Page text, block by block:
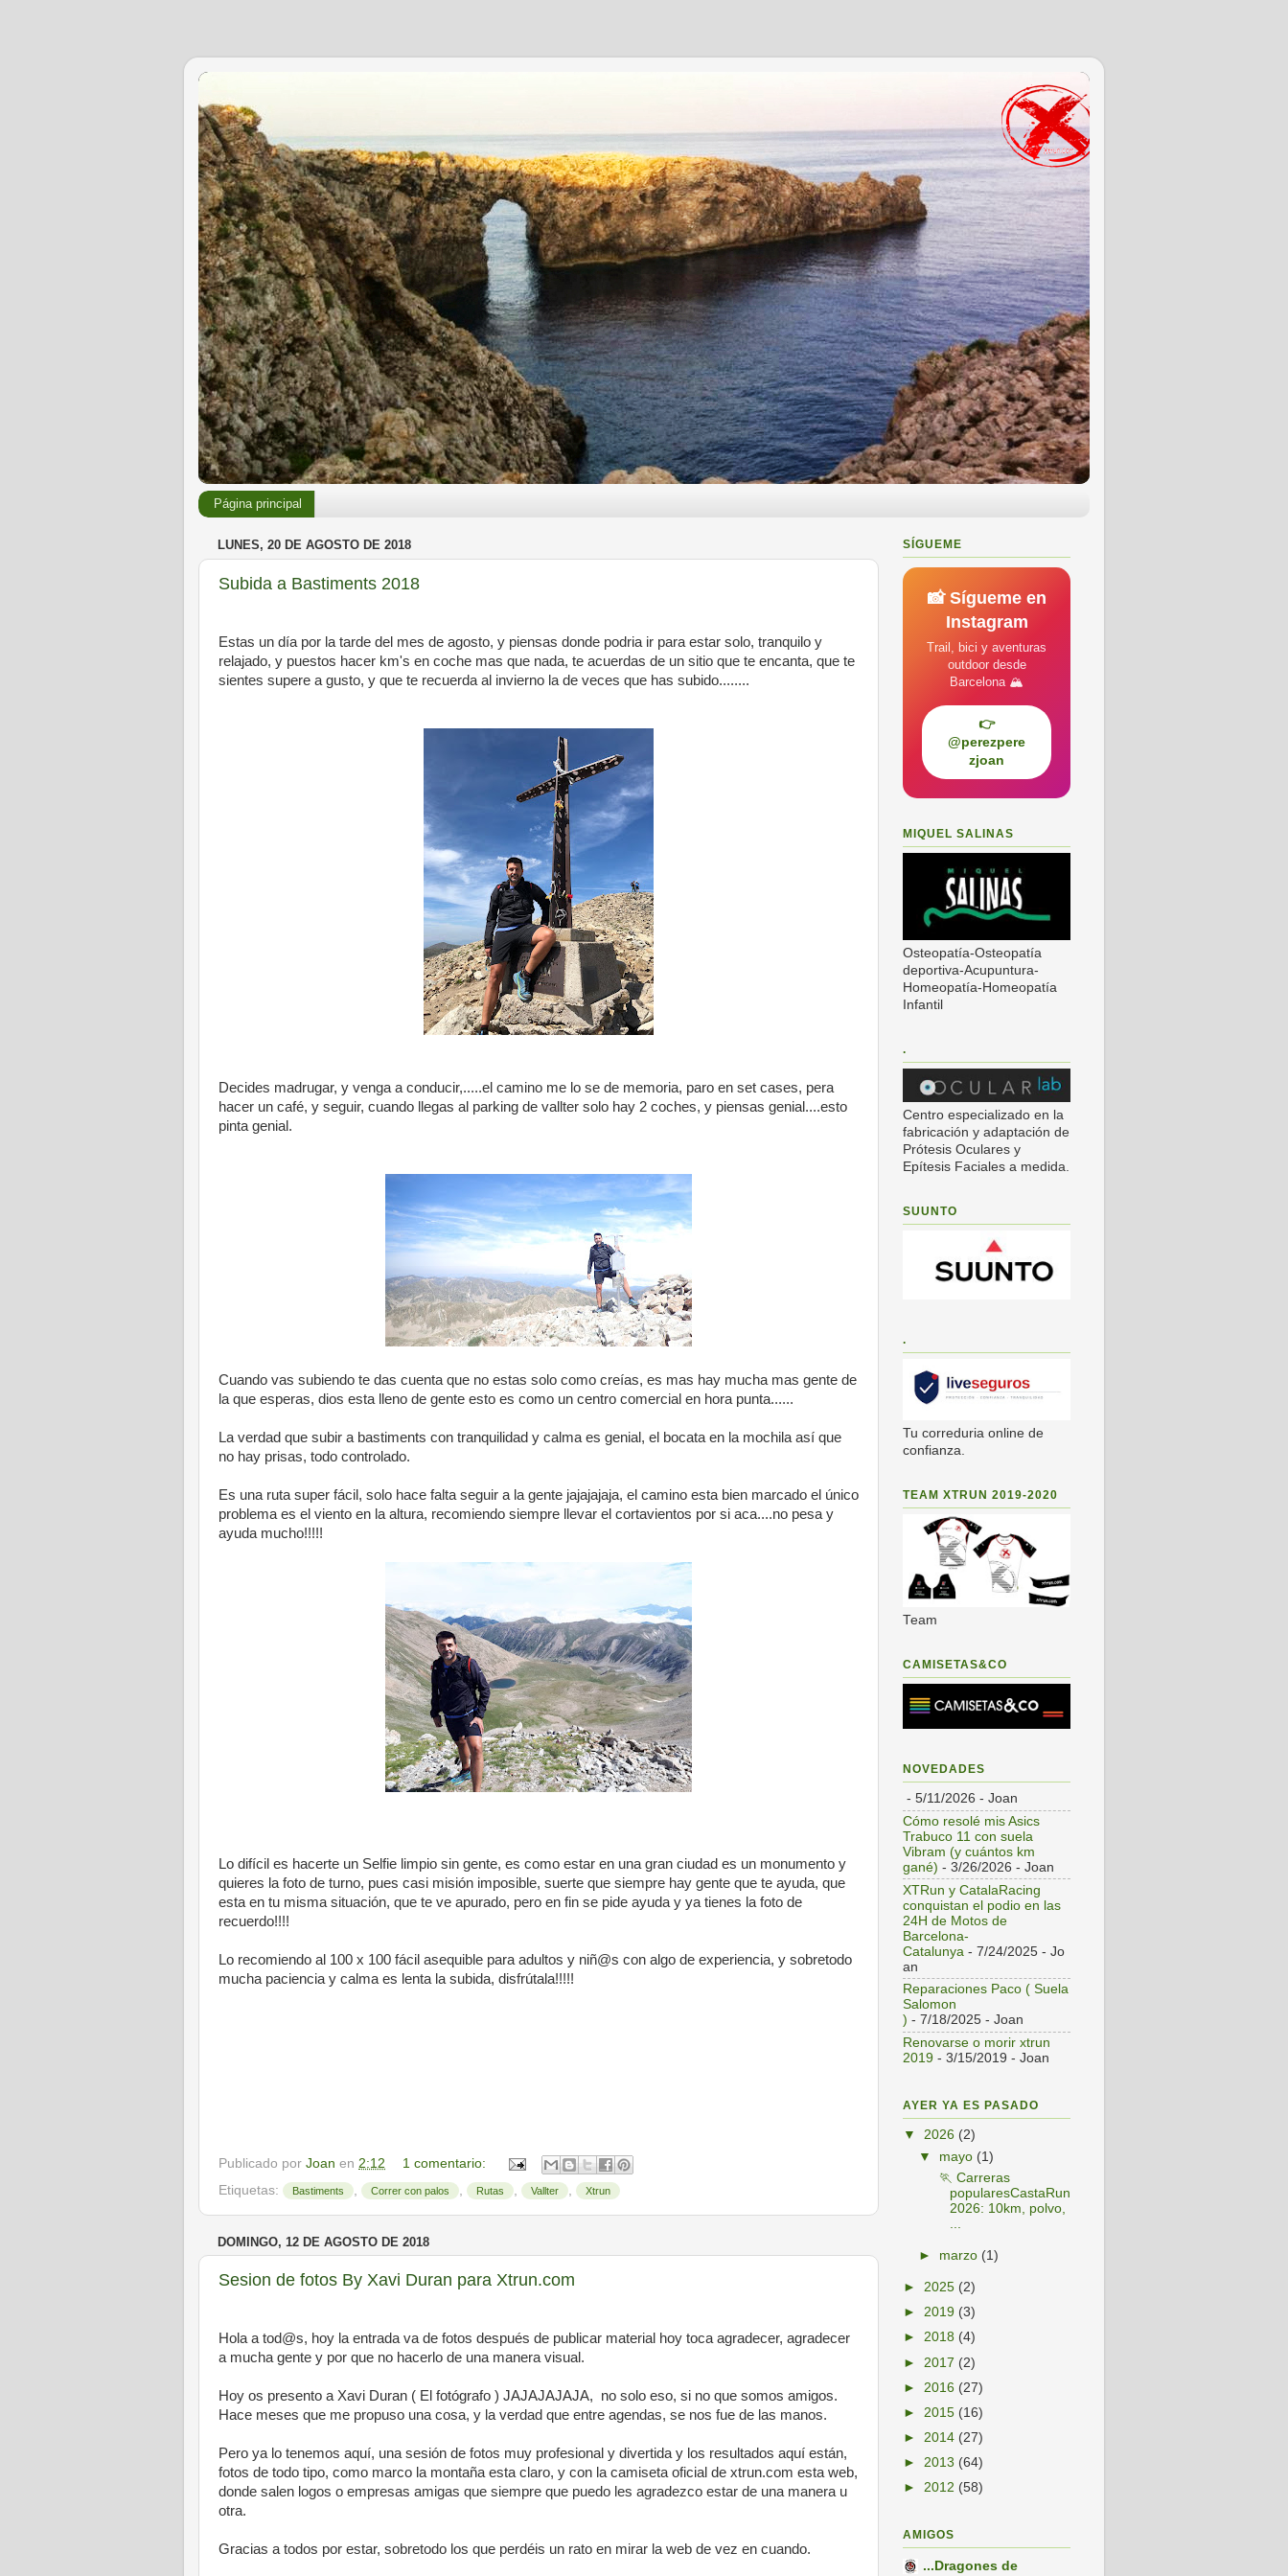
Página principal
LUNES, 20 DE AGOSTO DE 2018
Subida a Bastiments 2018
Estas un día por la tarde del mes de agosto, y piensas donde podria ir para estar solo, tranquilo y
relajado, y puestos hacer km's en coche mas que nada, te acuerdas de un sitio que te encanta, que te
sientes supere a gusto, y que te recuerda al invierno la de veces que has subido........
Decides madrugar, y venga a conducir,.....el camino me lo se de memoria, paro en set cases, pera
hacer un café, y seguir, cuando llegas al parking de vallter solo hay 2 coches, y piensas genial....esto
pinta genial.
Cuando vas subiendo te das cuenta que no estas solo como creías, es mas hay mucha mas gente de
la que esperas, dios esta lleno de gente esto es como un centro comercial en hora punta......
La verdad que subir a bastiments con tranquilidad y calma es genial, el bocata en la mochila así que
no hay prisas, todo controlado.
Es una ruta super fácil, solo hace falta seguir a la gente jajajajaja, el camino esta bien marcado el único
problema es el viento en la altura, recomiendo siempre llevar el cortavientos por si aca....no pesa y
ayuda mucho!!!!!
Lo difícil es hacerte un Selfie limpio sin gente, es como estar en una gran ciudad es un monumento y
quieres la foto de turno, pues casi misión imposible, suerte que siempre hay gente que te ayuda, que
esta en tu misma situación, que te ve apurado, pero en fin se pide ayuda y ya tienes la foto de
recuerdo!!!!
Lo recomiendo al 100 x 100 fácil asequible para adultos y niñ@s con algo de experiencia, y sobretodo
mucha paciencia y calma es lenta la subida, disfrútala!!!!!
Publicado por Joan en 2:12
1 comentario:
Etiquetas:
Bastiments Correr con palos Rutas Vallter Xtrun
DOMINGO, 12 DE AGOSTO DE 2018
Sesion de fotos By Xavi Duran para Xtrun.com
Hola a tod@s, hoy la entrada va de fotos después de publicar material hoy toca agradecer, agradecer
a mucha gente y por que no hacerlo de una manera visual.
Hoy os presento a Xavi Duran ( El fotógrafo ) JAJAJAJAJA, no solo eso, si no que somos amigos.
Hace meses que me propuso una cosa, y la verdad que entre agendas, se nos fue de las manos.
Pero ya lo tenemos aquí, una sesión de fotos muy profesional y divertida y los resultados aquí están,
fotos de todo tipo, como marco la montaña esta claro, y con la camiseta oficial de xtrun.com esta web,
donde salen logos o empresas amigas que siempre que puedo les agradezco estar de una manera u
otra.
Gracias a todos por estar, sobretodo los que perdéis un rato en mirar la web de vez en cuando.
SÍGUEME
📸 Sígueme en
Instagram
Trail, bici y aventuras
outdoor desde
Barcelona 🏔️
👉
@perezpere
zjoan
MIQUEL SALINAS
Osteopatía-Osteopatía
deportiva-Acupuntura-
Homeopatía-Homeopatía
Infantil
.
Centro especializado en la
fabricación y adaptación de
Prótesis Oculares y
Epítesis Faciales a medida.
SUUNTO
.
Tu correduria online de
confianza.
TEAM XTRUN 2019-2020
Team
CAMISETAS&CO
NOVEDADES
- 5/11/2026 - Joan
Cómo resolé mis Asics
Trabuco 11 con suela
Vibram (y cuántos km
gané) - 3/26/2026 - Joan
XTRun y CatalaRacing
conquistan el podio en las
24H de Motos de
Barcelona-
Catalunya - 7/24/2025 - Jo
an
Reparaciones Paco ( Suela
Salomon
) - 7/18/2025 - Joan
Renovarse o morir xtrun
2019 - 3/15/2019 - Joan
AYER YA ES PASADO
▼ 2026 (2)
▼ mayo (1)
🏃 Carreras
popularesCastaRun
2026: 10km, polvo,
...
► marzo (1)
► 2025 (2)
► 2019 (3)
► 2018 (4)
► 2017 (2)
► 2016 (27)
► 2015 (16)
► 2014 (27)
► 2013 (64)
► 2012 (58)
AMIGOS
...Dragones de